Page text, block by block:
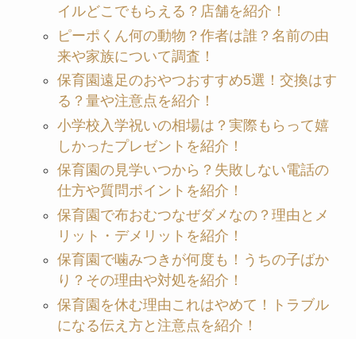
イルどこでもらえる？店舗を紹介！
ピーポくん何の動物？作者は誰？名前の由
来や家族について調査！
保育園遠足のおやつおすすめ5選！交換はす
る？量や注意点を紹介！
小学校入学祝いの相場は？実際もらって嬉
しかったプレゼントを紹介！
保育園の見学いつから？失敗しない電話の
仕方や質問ポイントを紹介！
保育園で布おむつなぜダメなの？理由とメ
リット・デメリットを紹介！
保育園で噛みつきが何度も！うちの子ばか
り？その理由や対処を紹介！
保育園を休む理由これはやめて！トラブル
になる伝え方と注意点を紹介！